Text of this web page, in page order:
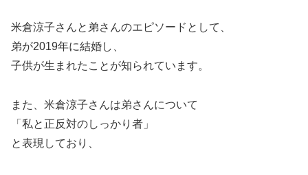
米倉涼子さんと弟さんのエピソードとして、
弟が2019年に結婚し、
子供が生まれたことが知られています。
また、米倉涼子さんは弟さんについて
「私と正反対のしっかり者」
と表現しており、